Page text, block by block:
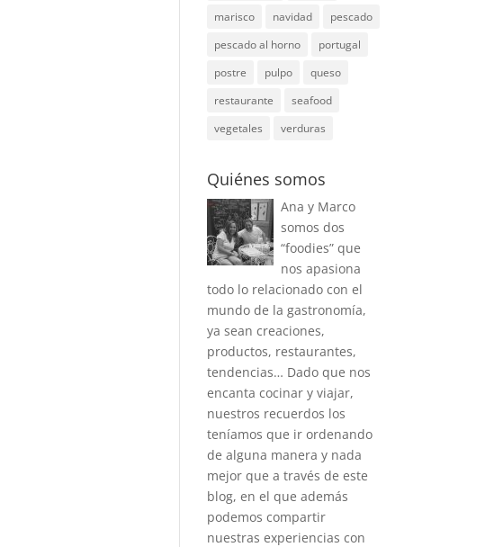
marisco
navidad
pescado
pescado al horno
portugal
postre
pulpo
queso
restaurante
seafood
vegetales
verduras
Quiénes somos
Ana y Marco
somos dos
“foodies” que
nos apasiona
todo lo relacionado con el
mundo de la gastronomía,
ya sean creaciones,
productos, restaurantes,
tendencias… Dado que nos
encanta cocinar y viajar,
nuestros recuerdos los
teníamos que ir ordenando
de alguna manera y nada
mejor que a través de este
blog, en el que además
podemos compartir
nuestras experiencias con